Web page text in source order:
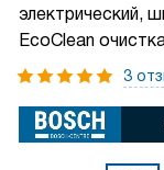
электрический,
EcoClean
3